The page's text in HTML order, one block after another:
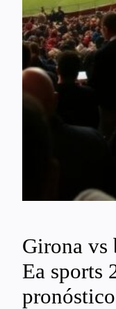
Girona vs
Ea sports